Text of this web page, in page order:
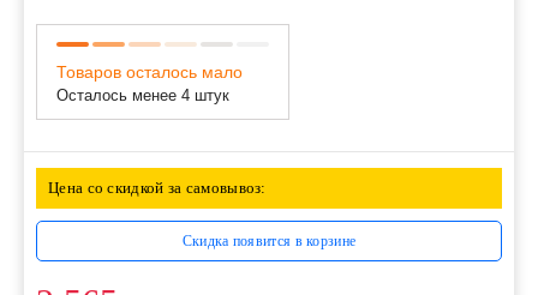
Товаров осталось мало
Осталось менее 4 штук
Цена со скидкой за самовывоз:
Скидка появится в корзине